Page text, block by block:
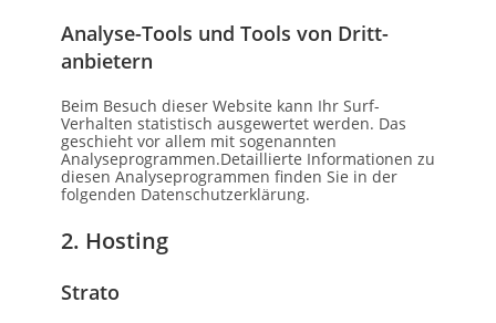
Analyse-Tools und Tools von Dritt­
anbietern
Beim Besuch dieser Website kann Ihr Surf-
Verhalten statistisch ausgewertet werden. Das
geschieht vor allem mit sogenannten
Analyseprogrammen.Detaillierte Informationen zu
diesen Analyseprogrammen finden Sie in der
folgenden Datenschutzerklärung.
2. Hosting
Strato